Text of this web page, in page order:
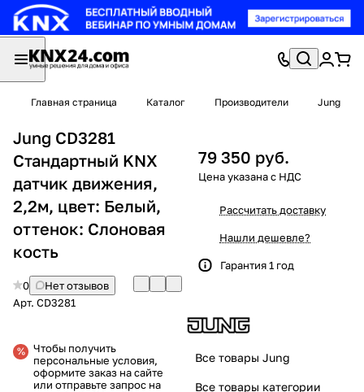
Главная страница Каталог Производители Jung
Jung CD3281
Стандартный KNX
датчик движения,
2,2м, цвет: Белый,
оттенок: Слоновая
кость
0
Нет отзывов
Арт. CD3281
Чтобы получить
персональные условия,
оформите заказ на сайте
или отправьте запрос на
79 350 руб.
Рассчитать доставку
Нашли дешевле?
Гарантия 1 год
Все товары Jung
Все товары категории